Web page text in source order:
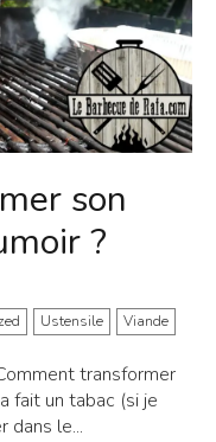
son
?
Ustensile Viande
transformer
fait un tabac (si je
dans le...